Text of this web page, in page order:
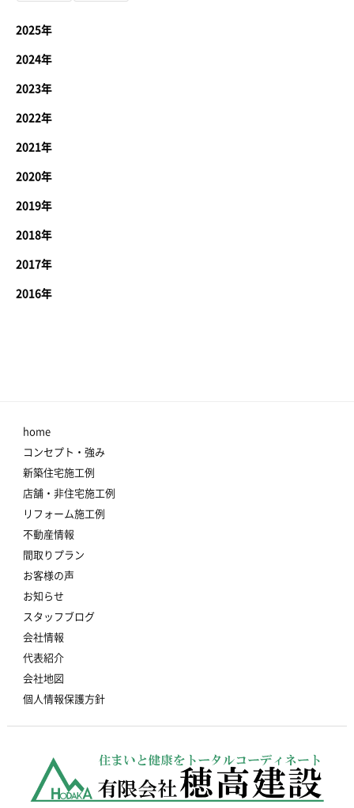
2025年
2024年
2023年
2022年
2021年
2020年
2019年
2018年
2017年
2016年
home
コンセプト・強み
新築住宅施工例
店舗・非住宅施工例
リフォーム施工例
不動産情報
間取りプラン
お客様の声
お知らせ
スタッフブログ
会社情報
代表紹介
会社地図
個人情報保護方針